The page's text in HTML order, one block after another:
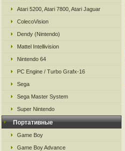
Atari 5200, Atari 7800, Atari Jaguar
ColecoVision
Dendy (Nintendo)
Mattel Intellivision
Nintendo 64
PC Engine / Turbo Grafx-16
Sega
Sega Master System
Super Nintendo
Портативные
Game Boy
Game Boy Advance